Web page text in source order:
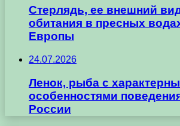
Стерлядь, ее внешний
обитания в пресных
Европы
24.07.2026
Ленок, рыба с
особенностями
России